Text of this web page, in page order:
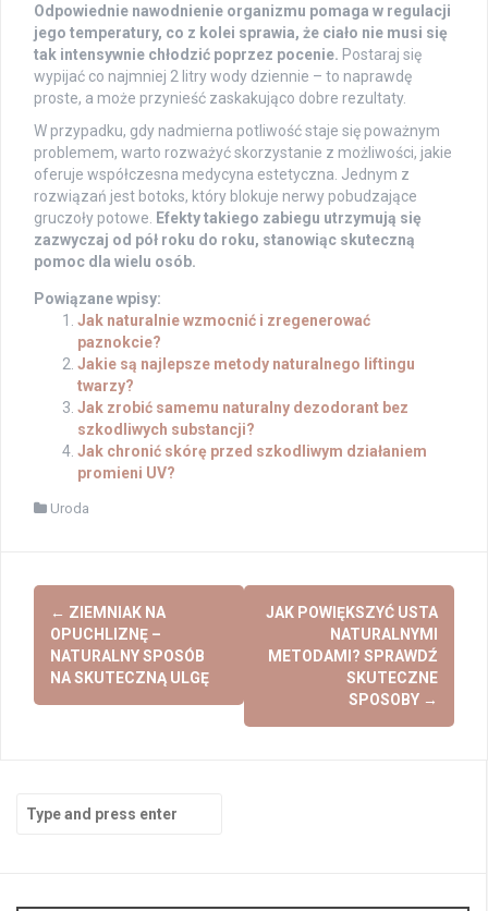
Odpowiednie nawodnienie organizmu pomaga w regulacji
jego temperatury, co z kolei sprawia, że ciało nie musi się
tak intensywnie chłodzić poprzez pocenie. Postaraj się
wypijać co najmniej 2 litry wody dziennie – to naprawdę
proste, a może przynieść zaskakująco dobre rezultaty.
W przypadku, gdy nadmierna potliwość staje się poważnym
problemem, warto rozważyć skorzystanie z możliwości, jakie
oferuje współczesna medycyna estetyczna. Jednym z
rozwiązań jest botoks, który blokuje nerwy pobudzające
gruczoły potowe.
Efekty takiego zabiegu utrzymują się
zazwyczaj od pół roku do roku, stanowiąc skuteczną
pomoc dla wielu osób.
Powiązane wpisy:
Jak naturalnie wzmocnić i zregenerować
paznokcie?
Jakie są najlepsze metody naturalnego liftingu
twarzy?
Jak zrobić samemu naturalny dezodorant bez
szkodliwych substancji?
Jak chronić skórę przed szkodliwym działaniem
promieni UV?
Uroda
Post
navigation
← ZIEMNIAK NA
OPUCHLIZNĘ –
NATURALNY SPOSÓB
NA SKUTECZNĄ ULGĘ
JAK POWIĘKSZYĆ USTA
NATURALNYMI
METODAMI? SPRAWDŹ
SKUTECZNE
SPOSOBY →
for: